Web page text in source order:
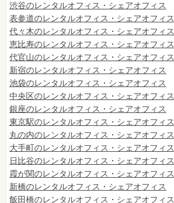
渋谷のレンタルオフィス・シェアオフィス
表参道のレンタルオフィス・シェアオフィス
代々木のレンタルオフィス・シェアオフィス
恵比寿のレンタルオフィス・シェアオフィス
代官山のレンタルオフィス・シェアオフィス
新宿のレンタルオフィス・シェアオフィス
池袋のレンタルオフィス・シェアオフィス
中央区のレンタルオフィス・シェアオフィス
銀座のレンタルオフィス・シェアオフィス
東京駅のレンタルオフィス・シェアオフィス
丸の内のレンタルオフィス・シェアオフィス
大手町のレンタルオフィス・シェアオフィス
日比谷のレンタルオフィス・シェアオフィス
霞が関のレンタルオフィス・シェアオフィス
新橋のレンタルオフィス・シェアオフィス
飯田橋のレンタルオフィス・シェアオフィス